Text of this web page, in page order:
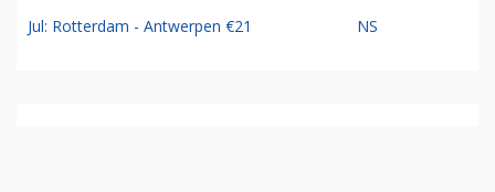
Jul: Rotterdam - Antwerpen €21 NS